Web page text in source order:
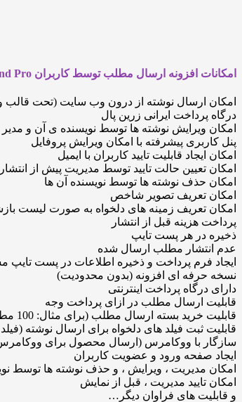
امکانات افزونه ارسال مطلب توسط کاربران WP User Frontend Pro
امکان ارسال نوشته از درون وب سایت (تحت قالب
درگاه پرداخت ایرانی زرین پال
امکان ویرایش نوشته ها توسط نویسنده ی آن و مدیر
پنل کاربری پیشرفته با امکان ویرایش پروفایل
امکان ایجاد قابلیت تایید کاربران با ایمیل
امکان تعیین حالت تایید توسط مدیریت پیش از
امکان حذف نوشته ها توسط نویسنده آن ها
امکان تعریف تصویر شاخص
امکان تعریف زمینه های دلخواه به صورت لیست
پرداخت هزینه قبل از انتشار
ذخیره در هر پست تایپ
عدم انتشار مطلب ارسال شده
ایجاد فرم پرداخت و ذخیره اطلاعات در پست
نسخه حرفه ای افزونه (بدون محدودیت)
دارای درگاه پرداخت اینترنتی
قابلیت ارسال مطلب در ازای پرداخت وجه
قابلیت خرید بسته ارسال مطلب (برای مثال: 100 مطلب در ماه)
قابلیت ثبت فیلد های دلخواه برای ارسال نوشته
سازگار با ووکامرس (ارسال محصول برای
ایجاد صفحه ورود و عضویت کاربران
امکان مدیریت ، ویرایش ، و حذف نوشته ها توسط
امکان تایید مدیریت ، قبل از نمایش
و قابلیت های فراوان دیگر…